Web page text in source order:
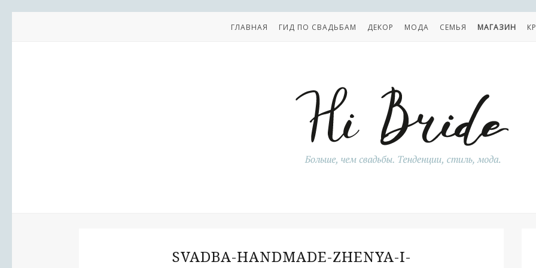
ГЛАВНАЯ ГИД ПО СВАДЬБАМ ДЕКОР МОДА СЕМЬЯ МАГАЗИН
SVADBA-HANDMADE-ZHENYA-I-